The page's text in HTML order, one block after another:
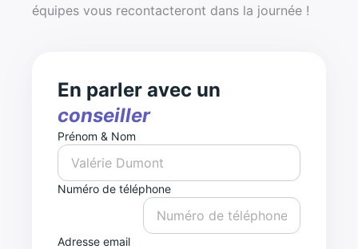
équipes vous recontacteront dans la journée !
En parler avec un
conseiller
Prénom & Nom
Numéro de téléphone
Adresse email